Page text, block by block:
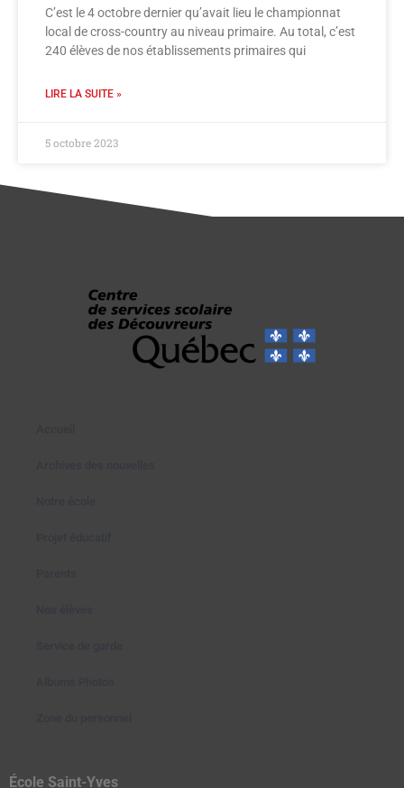
C’est le 4 octobre dernier qu’avait lieu le championnat
local de cross-country au niveau primaire. Au total, c’est
240 élèves de nos établissements primaires qui
LIRE LA SUITE »
5 octobre 2023
École Saint-Yves